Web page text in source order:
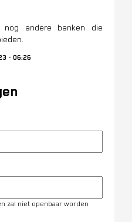
andere banken die
- 06:26
zal niet openbaar worden